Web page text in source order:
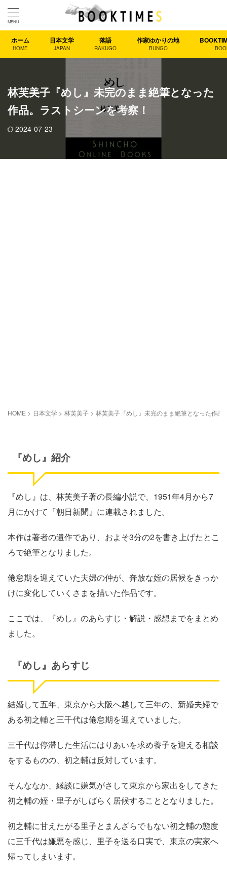
ホーム
HOME
日本文学
JAPAN
落語
RAKUGO
作家ゆかりの地
BUNGO
林芙美子『めし』未完のまま絶筆となった
作品。ラストシーンを考察！
2024-07-23
HOME > 日本文学 > 林芙美子 > 林芙美子『めし』未完のまま絶筆となった作品
『めし』紹介
『めし』は、林芙美子著の長編小説で、1951年4月から7
月にかけて『朝日新聞』に連載されました。
本作は著者の遺作であり、およそ3分の2を書き上げたとこ
ろで絶筆となりました。
倦怠期を迎えていた夫婦の仲が、奔放な姪の居候をきっか
けに変化していくさまを描いた作品です。
ここでは、『めし』のあらすじ・解説・感想までをまとめ
ました。
『めし』あらすじ
結婚して五年、東京から大阪へ越して三年の、新婚夫婦で
ある初之輔と三千代は倦怠期を迎えていました。
三千代は停滞した生活にはりあいを求め養子を迎える相談
をするものの、初之輔は反対しています。
そんななか、縁談に嫌気がさして東京から家出をしてきた
初之輔の姪・里子がしばらく居候することとなりました。
初之輔に甘えたがる里子とまんざらでもない初之輔の態度
に三千代は嫌悪を感じ、里子を送る口実で、東京の実家へ
帰ってしまいます。